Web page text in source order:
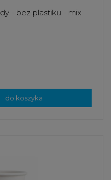
- bez plastiku - mix
do koszyka